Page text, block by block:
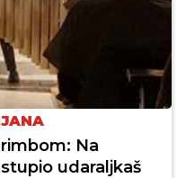
Na
udaraljkaš